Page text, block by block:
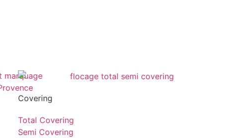
Covering
Total Covering
Semi Covering